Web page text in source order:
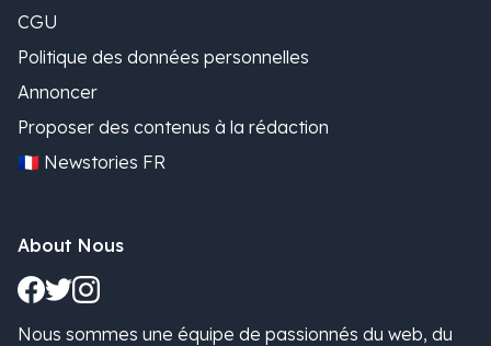
CGU
Politique des données personnelles
Annoncer
Proposer des contenus à la rédaction
🇫🇷 Newstories FR
About Nous
Nous sommes une équipe de passionnés du web, du